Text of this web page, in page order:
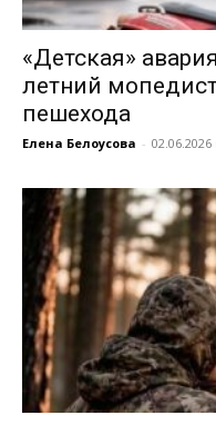
«Детская»
летний
пешехода
Елена Белоусова - 02.06.2026